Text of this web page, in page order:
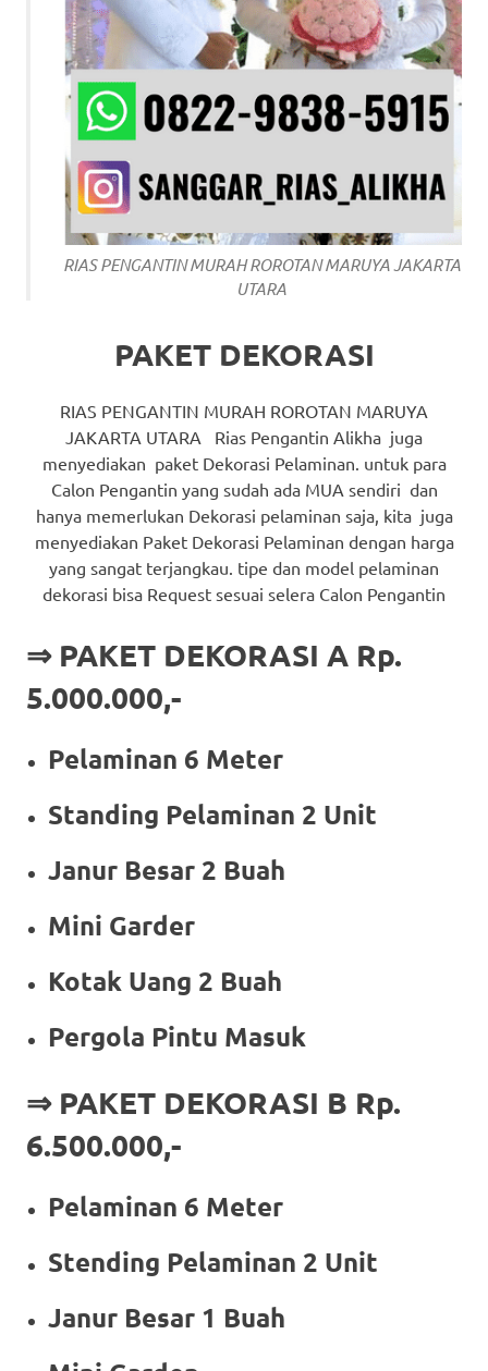
RIAS PENGANTIN MURAH ROROTAN MARUYA JAKARTA
UTARA
PAKET DEKORASI
RIAS PENGANTIN MURAH ROROTAN MARUYA
JAKARTA UTARA Rias Pengantin Alikha juga
menyediakan paket Dekorasi Pelaminan. untuk para
Calon Pengantin yang sudah ada MUA sendiri dan
hanya memerlukan Dekorasi pelaminan saja, kita juga
menyediakan Paket Dekorasi Pelaminan dengan harga
yang sangat terjangkau. tipe dan model pelaminan
dekorasi bisa Request sesuai selera Calon Pengantin
⇒ PAKET DEKORASI A Rp.
5.000.000,-
Pelaminan 6 Meter
Standing Pelaminan 2 Unit
Janur Besar 2 Buah
Mini Garder
Kotak Uang 2 Buah
Pergola Pintu Masuk
⇒ PAKET DEKORASI B Rp.
6.500.000,-
Pelaminan 6 Meter
Stending Pelaminan 2 Unit
Janur Besar 1 Buah